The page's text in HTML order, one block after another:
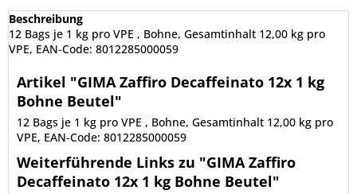
Beschreibung
12 Bags je 1 kg pro VPE , Bohne, Gesamtinhalt 12,00 kg pro
VPE, EAN-Code: 8012285000059
Artikel "GIMA Zaffiro Decaffeinato 12x 1 kg
Bohne Beutel"
12 Bags je 1 kg pro VPE , Bohne, Gesamtinhalt 12,00 kg pro
VPE, EAN-Code: 8012285000059
Weiterführende Links zu "GIMA Zaffiro
Decaffeinato 12x 1 kg Bohne Beutel"